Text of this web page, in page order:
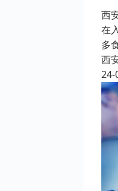
西
在
多
西
24-